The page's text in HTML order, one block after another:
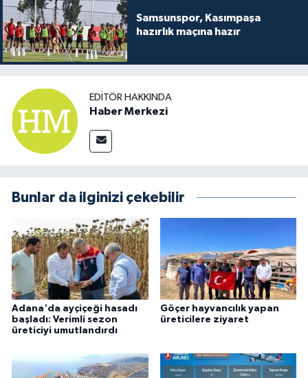
Samsunspor, Kasımpaşa
hazırlık maçına hazır
EDITÖR HAKKINDA
Haber Merkezi
Bunlar da ilginizi çekebilir
Adana'da ayçiçeği hasadı
başladı: Verimli sezon
üreticiyi umutlandırdı
Göçer hayvancılık yapan
üreticilere ziyaret